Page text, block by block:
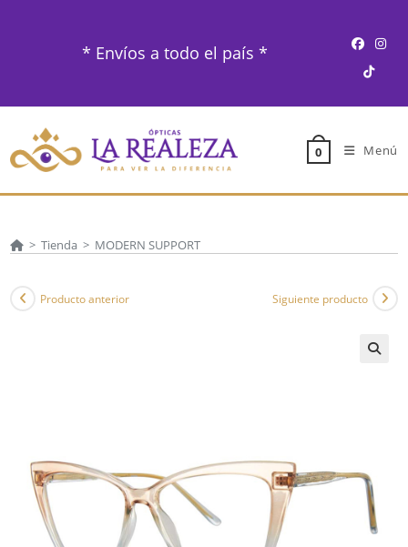
* Envíos a todo el país *
0 Menú
> Tienda > MODERN SUPPORT
Producto anterior Siguiente producto